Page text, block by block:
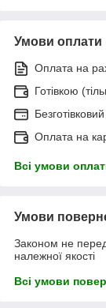
Умови оплати
Оплата на
Готівкою
Оплата на
Всі умови
Умови
Законом не
належної якості
Всі умови